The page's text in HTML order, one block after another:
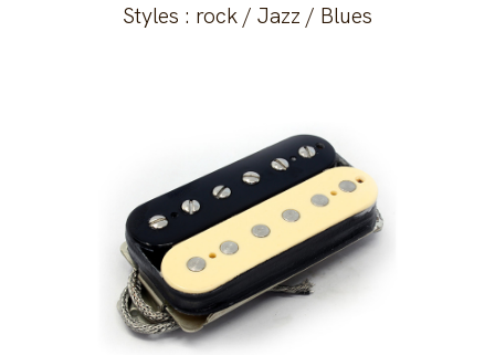
Styles : rock / Jazz / Blues